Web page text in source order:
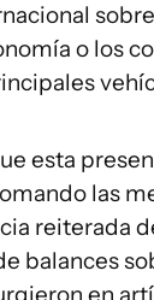
o los
esta
las
reiterada
balances